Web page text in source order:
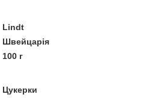
Lindt
Швейцарія
100 г
Цукерки